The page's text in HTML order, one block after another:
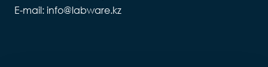
E-mail: info@labware.kz